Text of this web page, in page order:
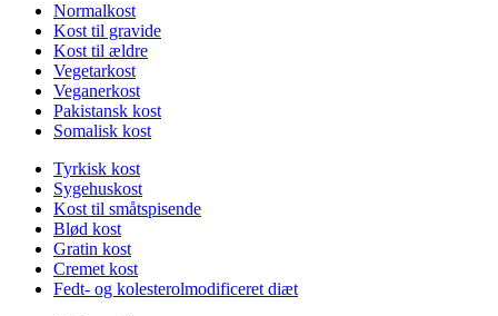
Normalkost
Kost til gravide
Kost til ældre
Vegetarkost
Veganerkost
Pakistansk kost
Somalisk kost
Tyrkisk kost
Sygehuskost
Kost til småtspisende
Blød kost
Gratin kost
Cremet kost
Fedt- og kolesterolmodificeret diæt